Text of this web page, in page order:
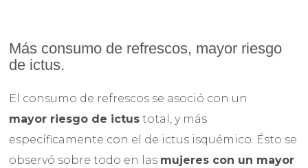
Más consumo de refrescos, mayor riesgo
de ictus.
El consumo de refrescos se asoció con un
mayor riesgo de ictus total, y más
específicamente con el de ictus isquémico. Ésto se
observó sobre todo en las mujeres con un mayor